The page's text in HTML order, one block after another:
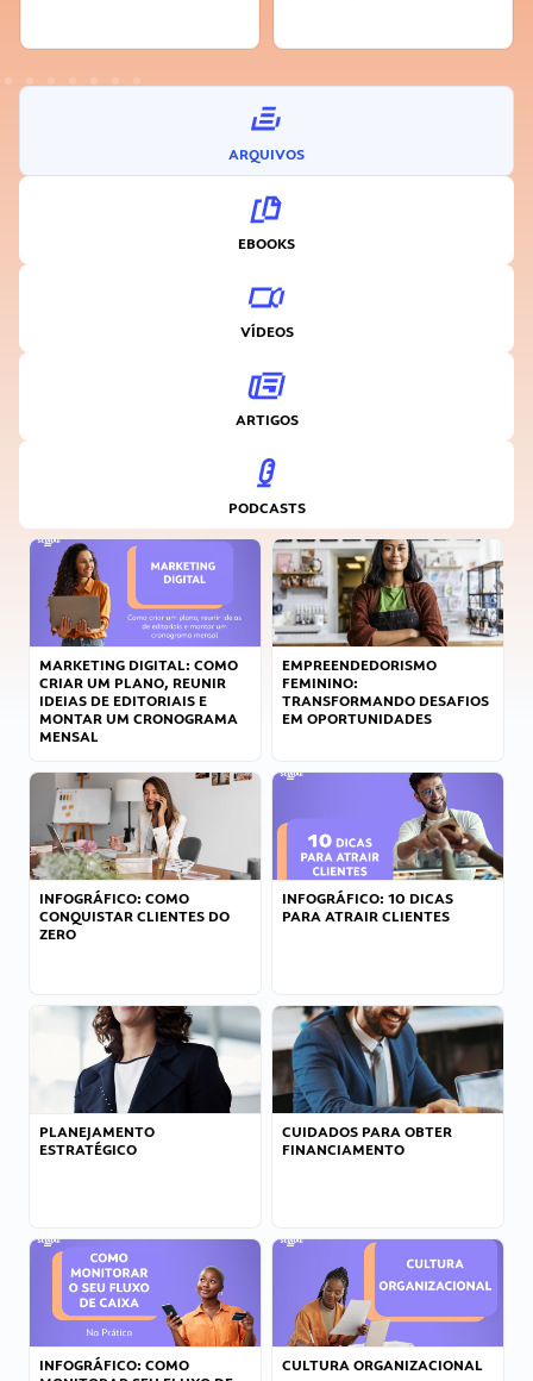
ARQUIVOS
EBOOKS
VÍDEOS
ARTIGOS
PODCASTS
MARKETING DIGITAL: COMO
CRIAR UM PLANO, REUNIR
IDEIAS DE EDITORIAIS E
MONTAR UM CRONOGRAMA
MENSAL
EMPREENDEDORISMO
FEMININO:
TRANSFORMANDO DESAFIOS
EM OPORTUNIDADES
INFOGRÁFICO: COMO
CONQUISTAR CLIENTES DO
ZERO
INFOGRÁFICO: 10 DICAS
PARA ATRAIR CLIENTES
PLANEJAMENTO
ESTRATÉGICO
CUIDADOS PARA OBTER
FINANCIAMENTO
INFOGRÁFICO: COMO
CULTURA ORGANIZACIONAL